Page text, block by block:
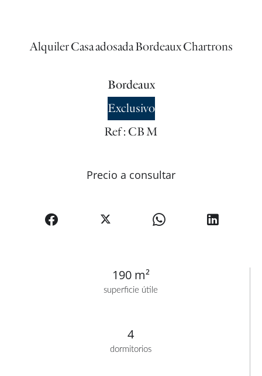
superficie útile
190 m²
dormitorios
4
Alquiler Casa adosada Bordeaux Chartrons
Bordeaux
Exclusivo
Ref : CB M
Precio a consultar